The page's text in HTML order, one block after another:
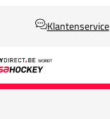
Klantenservice